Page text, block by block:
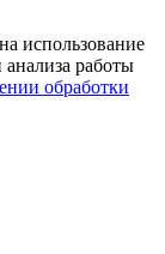
использование
работы
обработки